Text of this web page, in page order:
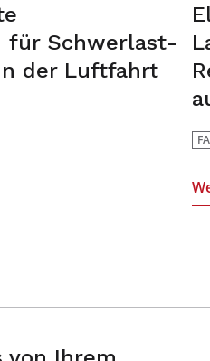
für Schwerlast-
der Luftfahrt